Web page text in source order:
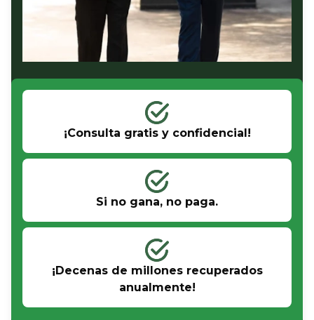
¡Consulta gratis y confidencial!
Si no gana, no paga.
¡Decenas de millones recuperados
anualmente!